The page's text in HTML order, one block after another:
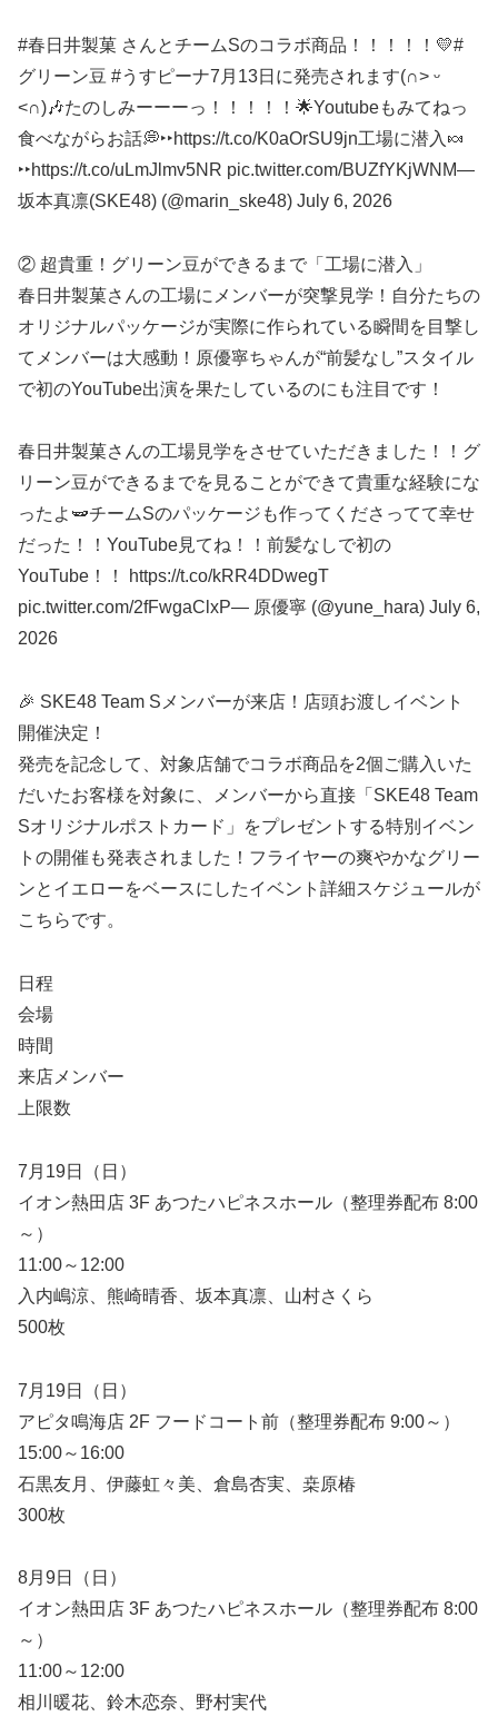
#春日井製菓 さんとチームSのコラボ商品！！！！！💛#
グリーン豆 #うすピーナ7月13日に発売されます(∩˃ ᵕ
˂∩)🎶たのしみーーーっ！！！！！🌟Youtubeもみてねっ
食べながらお話💭‣‣https://t.co/K0aOrSU9jn工場に潜入🍬
‣‣https://t.co/uLmJlmv5NR pic.twitter.com/BUZfYKjWNM—
坂本真凛(SKE48) (@marin_ske48) July 6, 2026
② 超貴重！グリーン豆ができるまで「工場に潜入」
春日井製菓さんの工場にメンバーが突撃見学！自分たちの
オリジナルパッケージが実際に作られている瞬間を目撃し
てメンバーは大感動！原優寧ちゃんが“前髪なし”スタイル
で初のYouTube出演を果たしているのにも注目です！
春日井製菓さんの工場見学をさせていただきました！！グ
リーン豆ができるまでを見ることができて貴重な経験にな
ったよ🫛チームSのパッケージも作ってくださってて幸せ
だった！！YouTube見てね！！前髪なしで初の
YouTube！！ https://t.co/kRR4DDwegT
pic.twitter.com/2fFwgaClxP— 原優寧 (@yune_hara) July 6,
2026
🎉 SKE48 Team Sメンバーが来店！店頭お渡しイベント
開催決定！
発売を記念して、対象店舗でコラボ商品を2個ご購入いた
だいたお客様を対象に、メンバーから直接「SKE48 Team
Sオリジナルポストカード」をプレゼントする特別イベン
トの開催も発表されました！フライヤーの爽やかなグリー
ンとイエローをベースにしたイベント詳細スケジュールが
こちらです。
日程
会場
時間
来店メンバー
上限数
7月19日（日）
イオン熱田店 3F あつたハピネスホール（整理券配布 8:00
～）
11:00～12:00
入内嶋涼、熊崎晴香、坂本真凛、山村さくら
500枚
7月19日（日）
アピタ鳴海店 2F フードコート前（整理券配布 9:00～）
15:00～16:00
石黒友月、伊藤虹々美、倉島杏実、桒原椿
300枚
8月9日（日）
イオン熱田店 3F あつたハピネスホール（整理券配布 8:00
～）
11:00～12:00
相川暖花、鈴木恋奈、野村実代